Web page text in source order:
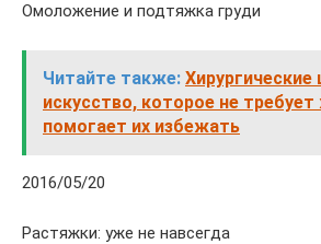
Омоложение и подтяжка груди
Читайте также:
искусство, которое не
помогает их избежать
2016/05/20
Растяжки: уже не навсегда